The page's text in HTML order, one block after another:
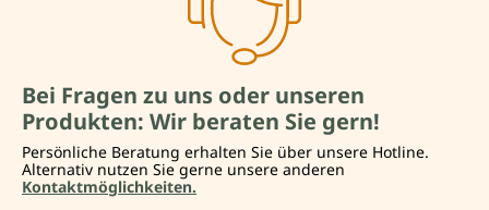
Bei Fragen zu uns oder unseren
Produkten: Wir beraten Sie gern!
Persönliche Beratung erhalten Sie über unsere Hotline.
Alternativ nutzen Sie gerne unsere anderen
Kontaktmöglichkeiten.